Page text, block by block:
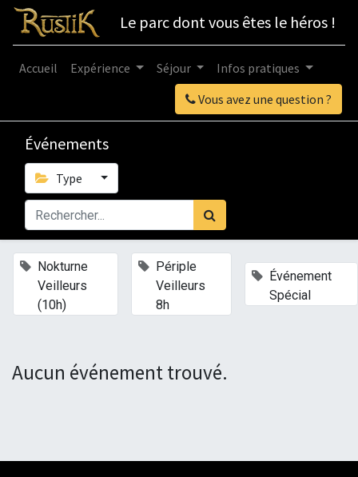
Le parc dont vous êtes le héros !
Vous avez une question ?
Accueil Expérience Séjour Infos pratiques
Événements
Type
Nokturne
Veilleurs
(10h)
Périple
Veilleurs
8h
Événement
Spécial
Aucun événement trouvé.